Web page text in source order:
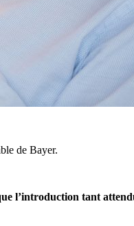
de Bayer.
l’introduction tant